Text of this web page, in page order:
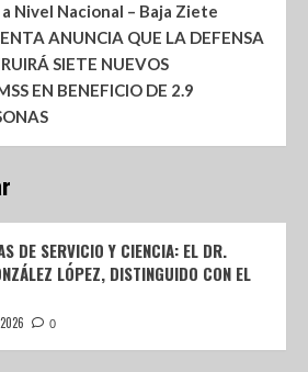
Nivel Nacional – Baja Ziete
ANUNCIA QUE LA DEFENSA
SIETE NUEVOS
EN BENEFICIO DE 2.9
DE SERVICIO Y CIENCIA: EL DR.
LÓPEZ, DISTINGUIDO CON EL
0